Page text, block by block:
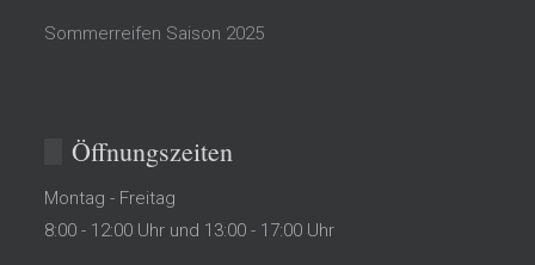
Sommerreifen Saison 2025
Öffnungszeiten
Montag - Freitag
8:00 - 12:00 Uhr und 13:00 - 17:00 Uhr